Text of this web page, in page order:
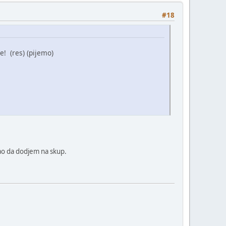
#18
(res) (pijemo)
da dodjem na skup.